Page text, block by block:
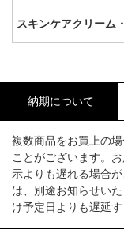
スキンケアクリーム
納期について
複数商品をお買上の
ことがございます。
示よりも遅れる場合
は、別途お知らせい
け予定日よりも遅延